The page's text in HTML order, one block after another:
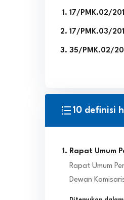
17/PMK.02/
17/PMK.03/
35/PMK.02/
10 definisi
Rapat Umum
Rapat Umum
Dewan